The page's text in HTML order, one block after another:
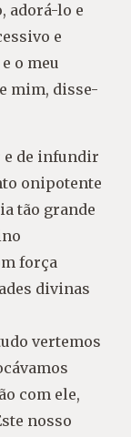
adorá-lo e
e
o meu
mim, disse-
e de infundir
onipotente
tão grande
força
divinas
vertemos
com ele,
nosso